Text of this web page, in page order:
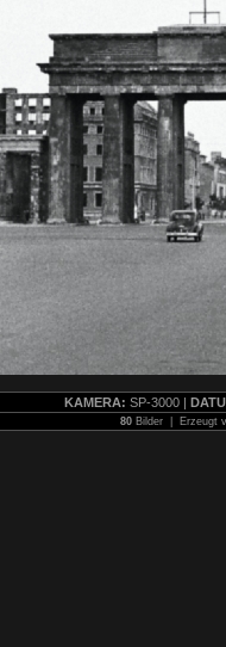
KAMERA: SP-3000 |
80 Bilder | Erzeugt